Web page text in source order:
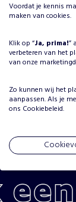
Voordat je kennis
maken van cookies.
Klik op “Ja, prima!”
verbeteren van het
van onze
Zo kunnen wij het
aanpassen. Als je
ons Cookiebeleid.